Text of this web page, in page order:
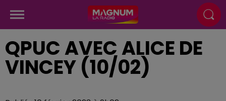
QPUC AVEC ALICE DE
VINCEY (10/02)